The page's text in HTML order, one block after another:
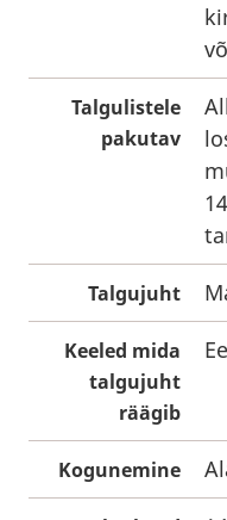
Talgulistele
pakutav
Talgujuht
Keeled mida
talgujuht
räägib
Kogunemine